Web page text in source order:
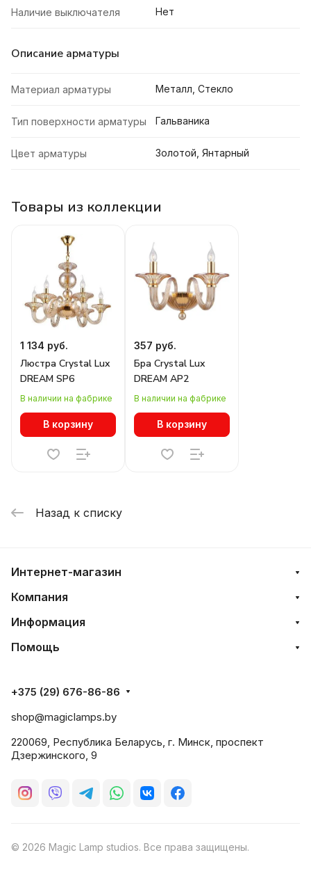
Наличие выключателя Нет
Описание арматуры
Материал арматуры Металл, Стекло
Тип поверхности арматуры Гальваника
Цвет арматуры Золотой, Янтарный
Товары из коллекции
1 134 руб.
Люстра Crystal Lux
DREAM SP6
В наличии на фабрике
В корзину
357 руб.
Бра Crystal Lux
DREAM AP2
В наличии на фабрике
В корзину
Назад к списку
Интернет-магазин
Компания
Информация
Помощь
+375 (29) 676-86-86
shop@magiclamps.by
220069, Республика Беларусь, г. Минск, проспект
Дзержинского, 9
© 2026 Magic Lamp studios. Все права защищены.